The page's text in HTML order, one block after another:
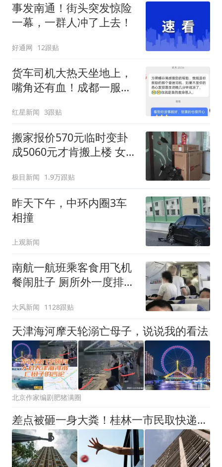
事发南通！街头突发惊险
一幕，一群人冲了上去！
好通网 12跟贴
货车司机大热天坐地上，
嘴角还有血！成都一服务
红星新闻 3跟贴
搬家报价570元临时变卦
成5060元才肯搬上楼 女子
极目新闻 1.9万跟贴
昨天下午，中环内圈3车
相撞
上观新闻
南航一航班乘客食用飞机
餐闹肚子 厕所外一度排长
大风新闻 1128跟贴
天津海河摩天轮溺亡母子，说说我的看法
北京作家编剧肥猪满圈
差点被砸一身大粪！桂林一市民取快递时遭遇“高空抛物”！近前一看袋子里竟是